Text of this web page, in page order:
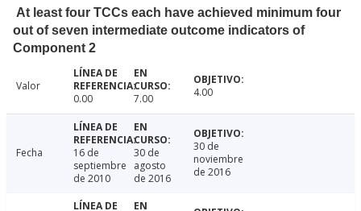
At least four TCCs each have achieved minimum four
out of seven intermediate outcome indicators of
Component 2
Valor
0.00
7.00 4.00
Fecha
16 de
septiembre
de 2010
30 de
agosto
de 2016
30 de
noviembre
de 2016